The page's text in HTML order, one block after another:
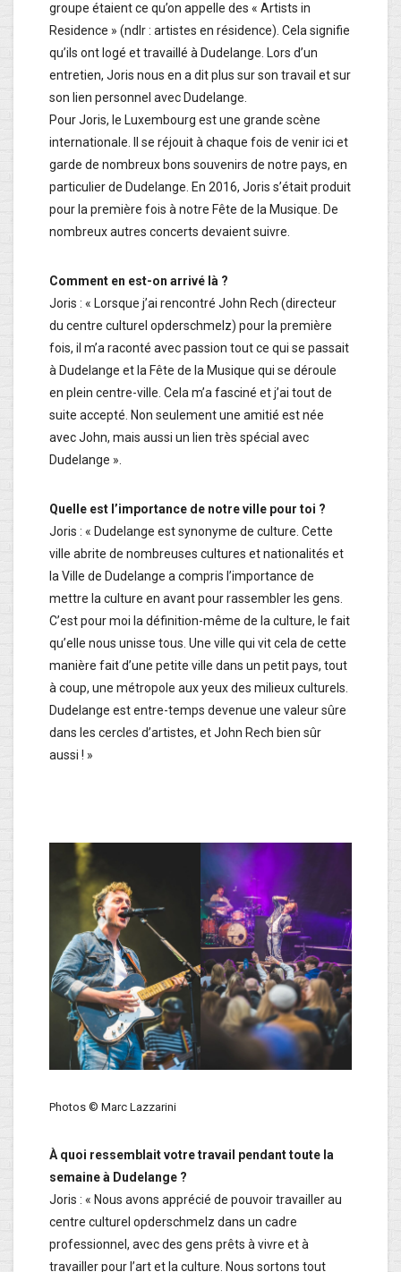
groupe étaient ce qu’on appelle des « Artists in
Residence » (ndlr : artistes en résidence). Cela signifie
qu’ils ont logé et travaillé à Dudelange. Lors d’un
entretien, Joris nous en a dit plus sur son travail et sur
son lien personnel avec Dudelange.
Pour Joris, le Luxembourg est une grande scène
internationale. Il se réjouit à chaque fois de venir ici et
garde de nombreux bons souvenirs de notre pays, en
particulier de Dudelange. En 2016, Joris s’était produit
pour la première fois à notre Fête de la Musique. De
nombreux autres concerts devaient suivre.
Comment en est-on arrivé là ?
Joris : « Lorsque j’ai rencontré John Rech (directeur
du centre culturel opderschmelz) pour la première
fois, il m’a raconté avec passion tout ce qui se passait
à Dudelange et la Fête de la Musique qui se déroule
en plein centre-ville. Cela m’a fasciné et j’ai tout de
suite accepté. Non seulement une amitié est née
avec John, mais aussi un lien très spécial avec
Dudelange ».
Quelle est l’importance de notre ville pour toi ?
Joris : « Dudelange est synonyme de culture. Cette
ville abrite de nombreuses cultures et nationalités et
la Ville de Dudelange a compris l’importance de
mettre la culture en avant pour rassembler les gens.
C’est pour moi la définition-même de la culture, le fait
qu’elle nous unisse tous. Une ville qui vit cela de cette
manière fait d’une petite ville dans un petit pays, tout
à coup, une métropole aux yeux des milieux culturels.
Dudelange est entre-temps devenue une valeur sûre
dans les cercles d’artistes, et John Rech bien sûr
aussi ! »
Photos © Marc Lazzarini
À quoi ressemblait votre travail pendant toute la
semaine à Dudelange ?
Joris : « Nous avons apprécié de pouvoir travailler au
centre culturel opderschmelz dans un cadre
professionnel, avec des gens prêts à vivre et à
travailler pour l’art et la culture. Nous sortons tout